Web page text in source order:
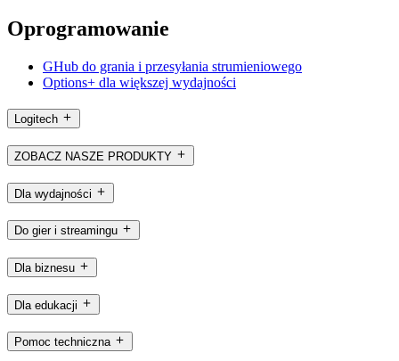
Oprogramowanie
GHub do grania i przesyłania strumieniowego
Options+ dla większej wydajności
Logitech
ZOBACZ NASZE PRODUKTY
Dla wydajności
Do gier i streamingu
Dla biznesu
Dla edukacji
Pomoc techniczna